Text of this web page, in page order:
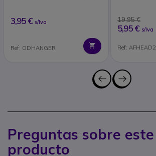
3,95 € s/Iva
Ref: ODHANGER
19,95 €
5,95 € s/Iva
Ref: AFHEAD2
Preguntas sobre este
producto